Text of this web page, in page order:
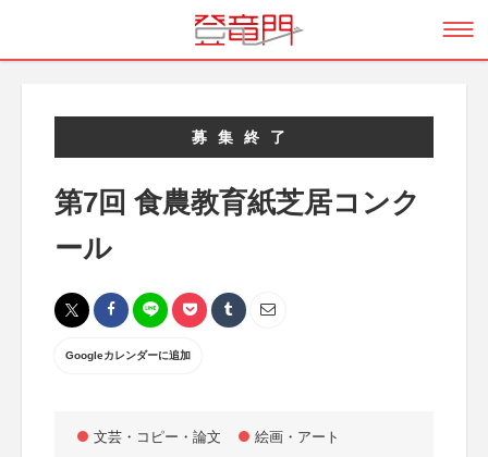
募集終了
第7回 食農教育紙芝居コンク
ール
Googleカレンダーに追加
文芸・コピー・論文 絵画・アート